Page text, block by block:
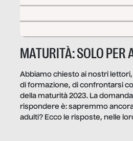
MATURITÀ: SOLO PER
Abbiamo chiesto ai nostri
di formazione, di confrontarsi
della maturità 2023. La
rispondere è: sapremmo
adulti? Ecco le risposte, nelle